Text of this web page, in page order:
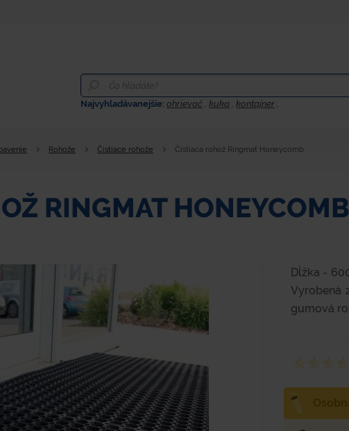
Najvyhladávanejšie:ohrievač ,kuka ,kontajner ,
Rohože Čistiace rohože Čistiaca rohož Ringmat Honeycomb
RINGMAT HONEYCOMB
Dĺžka -
Vyrobená
gumová